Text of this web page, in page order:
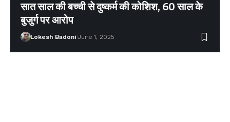
सात साल की बच्ची से दुष्कर्म की कोशिश, 60 साल के
बुजुर्ग पर आरोप
Lokesh Badoni June 1, 2025